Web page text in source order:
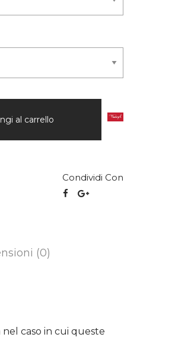
al carrello
Condividi Con
(0)
caso in cui queste